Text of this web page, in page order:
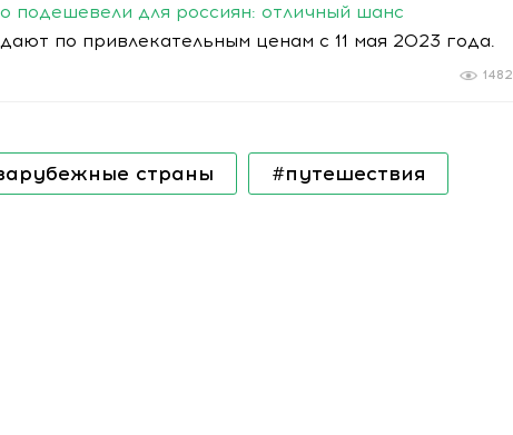
подешевели для россиян: отличный шанс
по привлекательным ценам с 11 мая 2023 года.
1482
страны #путешествия